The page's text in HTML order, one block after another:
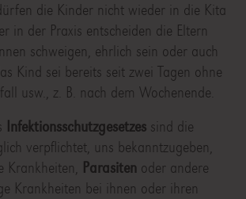
die Kinder nicht wieder in die Kita
in der Praxis entscheiden die Eltern
schweigen, ehrlich sein oder auch
Kind sei bereits seit zwei Tagen ohne
usw., z. B. nach dem Wochenende.
Infektionsschutzgesetzessind die
verpflichtet, uns bekanntzugeben,
Krankheiten,
Parasiten oder andere
Krankheiten bei ihnen oder ihren